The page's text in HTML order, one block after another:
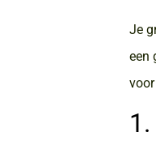
Je
een